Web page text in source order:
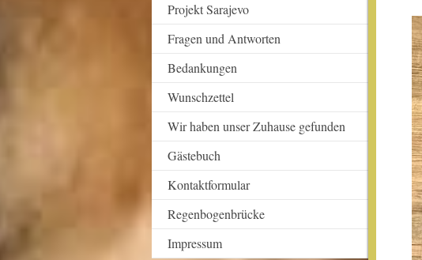
Projekt Sarajevo
Fragen und Antworten
Bedankungen
Wunschzettel
Wir haben unser Zuhause gefunden
Gästebuch
Kontaktformular
Regenbogenbrücke
Impressum